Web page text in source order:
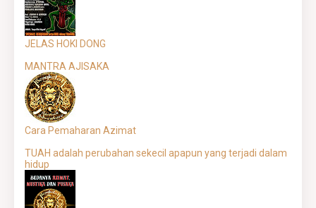
JELAS HOKI DONG
MANTRA AJISAKA
Cara Pemaharan Azimat
TUAH adalah perubahan sekecil apapun yang terjadi dalam
hidup